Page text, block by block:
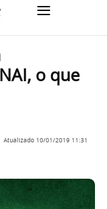
o que
Atualizado 10/01/2019 11:31